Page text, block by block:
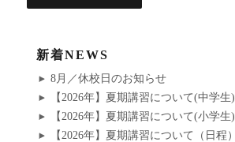
新着NEWS
8月／休校日のお知らせ
【2026年】夏期講習について(中学生)
【2026年】夏期講習について(小学生)
【2026年】夏期講習について（日程）